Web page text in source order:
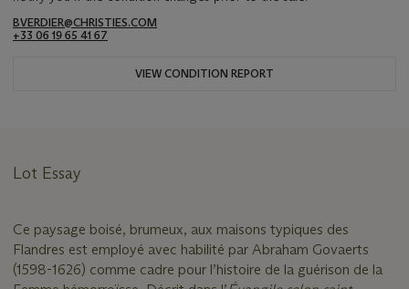
BVERDIER@CHRISTIES.COM
+33 06 19 65 41 67
VIEW CONDITION REPORT
Lot Essay
Ce paysage boisé, brumeux, aux maisons typiques des
Flandres est employé avec habilité par Abraham Govaerts
(1598-1626) comme cadre pour l’histoire de la guérison de la